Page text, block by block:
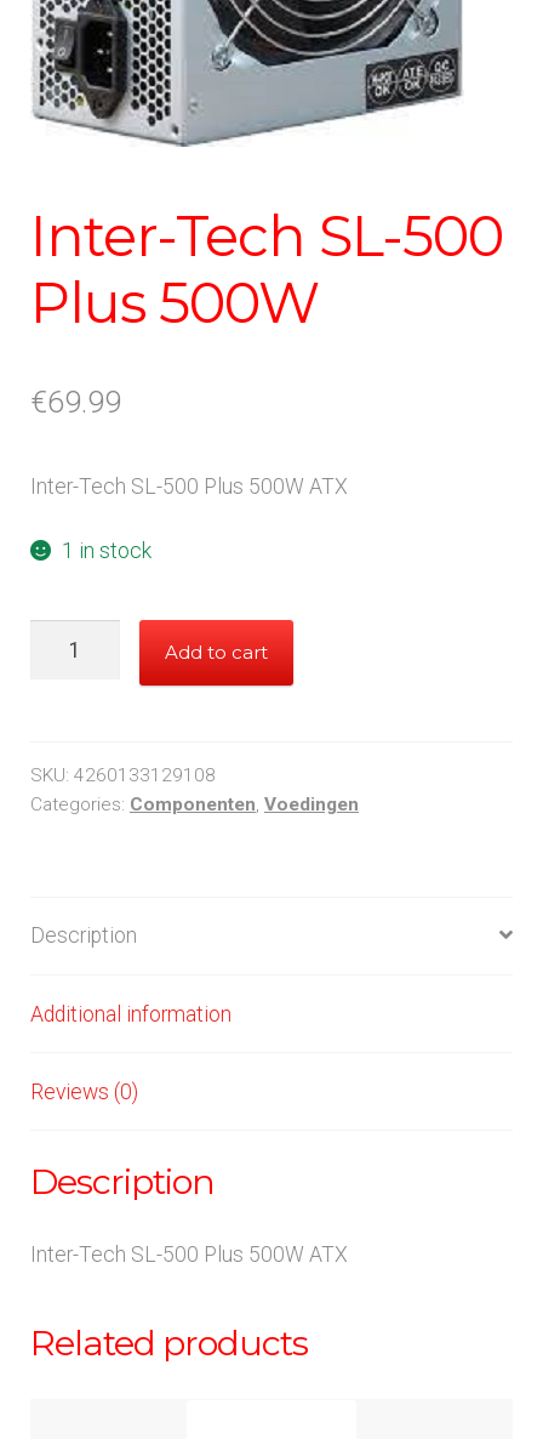
Inter-Tech SL-500
Plus 500W
€69.99
Inter-Tech SL-500 Plus 500W ATX
1 in stock
Plus
500W
Add to cart
SKU: 4260133129108
Categories: Componenten, Voedingen
Description
Additional information
Reviews (0)
Description
Inter-Tech SL-500 Plus 500W ATX
Related products